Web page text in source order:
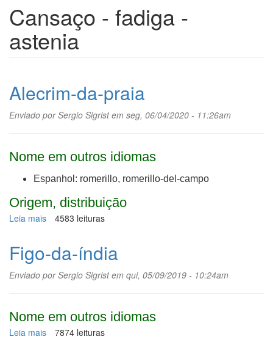
Cansaço - fadiga -
astenia
Alecrim-da-praia
Enviado porSergio Sigristem seg, 06/04/2020 - 11:26am
Nome em outros idiomas
Espanhol: romerillo, romerillo-del-campo
Origem, distribuição
Leia mais sobre
praia
4583 leituras
Figo-da-índia
Enviado porSergio Sigristem qui, 05/09/2019 - 10:24am
Nome em outros idiomas
Leia mais sobre
7874 leituras